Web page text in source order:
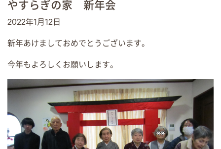
やすらぎの家 新年会
2022年1月12日
新年あけましておめでとうございます。
今年もよろしくお願いします。